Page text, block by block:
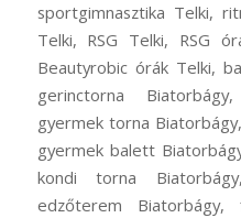
sportgimnasztika Telki,
Telki, RSG Telki, RSG
Beautyrobic órák Telki,
gerinctorna
gyermek torna
gyermek balett
kondi torna
edzőterem